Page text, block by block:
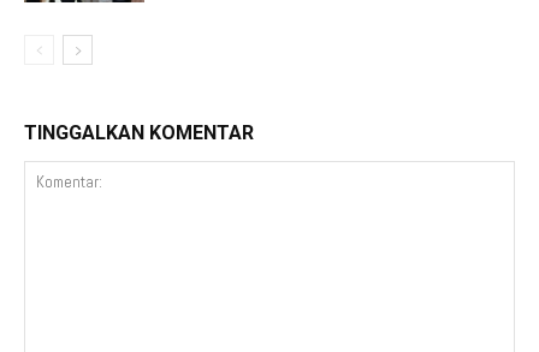
TINGGALKAN KOMENTAR